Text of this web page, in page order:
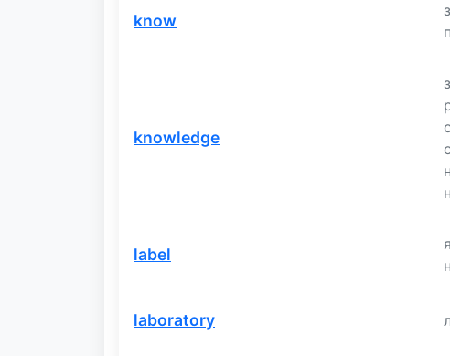
know
knowledge
label
laboratory